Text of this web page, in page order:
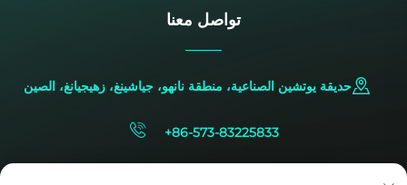
تواصل معنا
حديقة يوتشين الصناعية، منطقة نانهو، جياشينغ، زهيجيانغ، الصين
+86-573-83225833